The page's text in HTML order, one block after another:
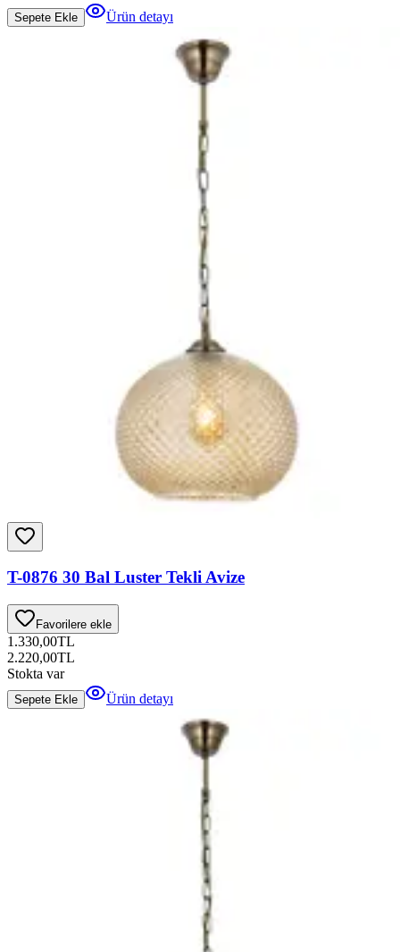
Sepete Ekle Ürün detayı
T-0876 30 Bal Luster Tekli Avize
Favorilere ekle
1.330,00TL
2.220,00TL
Stokta var
Sepete Ekle Ürün detayı